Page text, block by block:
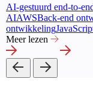
AI-gestuurd end-to-
AIAWSBack-end
ontwikkeling
Meer lezen